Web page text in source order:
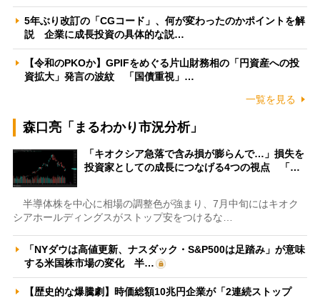
5年ぶり改訂の「CGコード」、何が変わったのかポイントを解
説 企業に成長投資の具体的な説…
【令和のPKOか】GPIFをめぐる片山財務相の「円資産への投
資拡大」発言の波紋 「国債重視」…
一覧を見る
森口亮「まるわかり市況分析」
「キオクシア急落で含み損が膨らんで…」損失を
投資家としての成長につなげる4つの視点 「…
半導体株を中心に相場の調整色が強まり、7月中旬にはキオク
シアホールディングスがストップ安をつけるな…
「NYダウは高値更新、ナスダック・S&P500は足踏み」が意味
する米国株市場の変化 半…
【歴史的な爆騰劇】時価総額10兆円企業が「2連続ストップ